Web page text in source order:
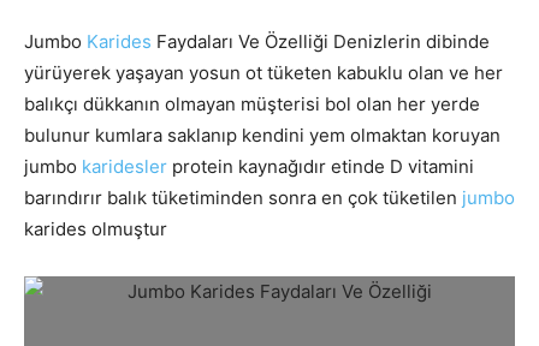
Jumbo Karides Faydaları Ve Özelliği Denizlerin dibinde
yürüyerek yaşayan yosun ot tüketen kabuklu olan ve her
balıkçı dükkanın olmayan müşterisi bol olan her yerde
bulunur kumlara saklanıp kendini yem olmaktan koruyan
jumbo karidesler protein kaynağıdır etinde D vitamini
barındırır balık tüketiminden sonra en çok tüketilen jumbo
karides olmuştur